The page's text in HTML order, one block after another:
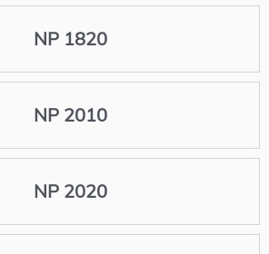
NP 1820
NP 2010
NP 2020